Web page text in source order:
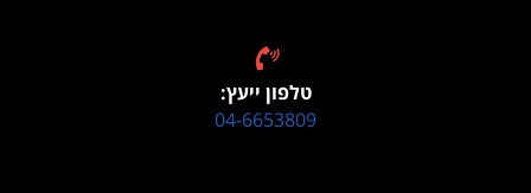
טלפון ייעץ:
04-6653809